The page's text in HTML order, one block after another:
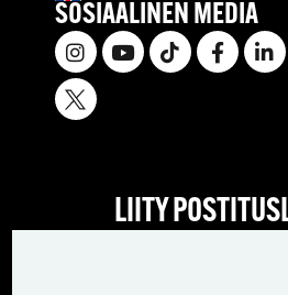
SOSIAALINEN MEDIA
LIITY